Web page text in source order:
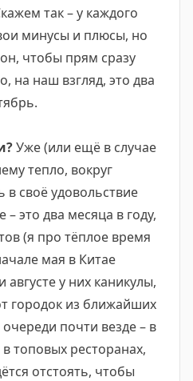
так – у каждого
минусы и плюсы, но
чтобы прям сразу
на наш взгляд, это два
Уже (или ещё в случае
тепло, вокруг
в своё удовольствие
– это два месяца в году,
(я про тёплое время
мая в Китае
у них каникулы,
городок из ближайших
почти везде – в
топовых ресторанах,
отстоять, чтобы